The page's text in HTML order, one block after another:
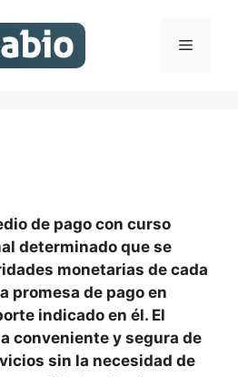
Menú
de pago con curso
determinado que se
monetarias de cada
promesa de pago en
indicado en él. El
conveniente y segura de
sin la necesidad de